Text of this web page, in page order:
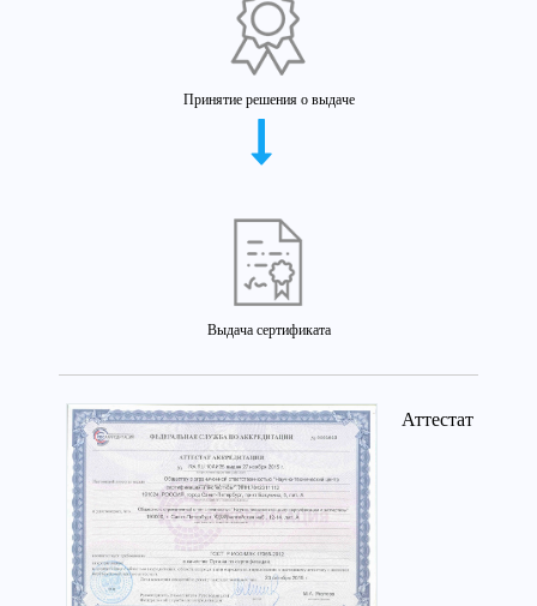
Принятие решения о выдаче
Выдача сертификата
Аттестат